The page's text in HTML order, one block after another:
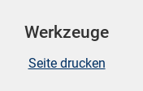
Werkzeuge
Seite drucken